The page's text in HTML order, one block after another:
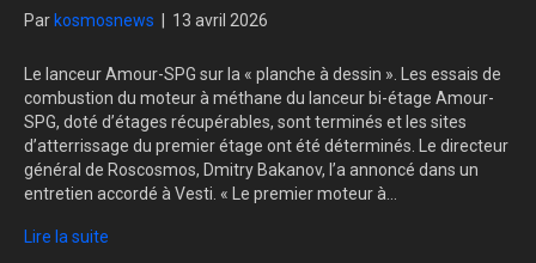
Par kosmosnews 13 avril 2026
Le lanceur Amour-SPG sur la « planche à dessin ». Les essais de
combustion du moteur à méthane du lanceur bi-étage Amour-
SPG, doté d’étages récupérables, sont terminés et les sites
d’atterrissage du premier étage ont été déterminés. Le directeur
général de Roscosmos, Dmitry Bakanov, l’a annoncé dans un
entretien accordé à Vesti. « Le premier moteur à…
Lire la suite